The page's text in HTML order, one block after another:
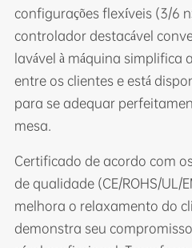
configurações flexíveis (3/6
controlador destacável
lavável à máquina simplifica
entre os clientes e está
para se adequar
mesa.
Certificado de acordo com
de qualidade (CE/ROHS/UL/
melhora o relaxamento do
demonstra seu